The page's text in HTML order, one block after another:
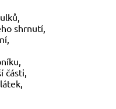
shrnutí,
části,